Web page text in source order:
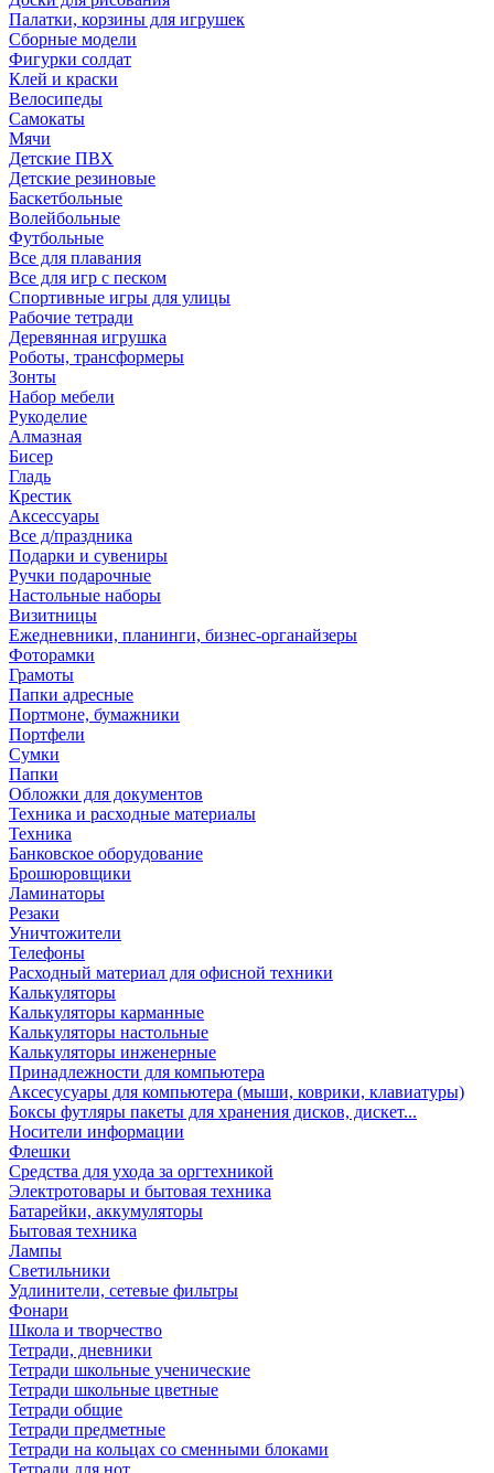
Палатки, корзины для игрушек
Сборные модели
Фигурки солдат
Клей и краски
Велосипеды
Самокаты
Мячи
Детские ПВХ
Детские резиновые
Баскетбольные
Волейбольные
Футбольные
Все для плавания
Все для игр с песком
Спортивные игры для улицы
Рабочие тетради
Деревянная игрушка
Роботы, трансформеры
Зонты
Набор мебели
Рукоделие
Алмазная
Бисер
Гладь
Крестик
Аксессуары
Все д/праздника
Подарки и сувениры
Ручки подарочные
Настольные наборы
Визитницы
Ежедневники, планинги, бизнес-органайзеры
Фоторамки
Грамоты
Папки адресные
Портмоне, бумажники
Портфели
Сумки
Папки
Обложки для документов
Техника и расходные материалы
Техника
Банковское оборудование
Брошюровщики
Ламинаторы
Резаки
Уничтожители
Телефоны
Расходный материал для офисной техники
Калькуляторы
Калькуляторы карманные
Калькуляторы настольные
Калькуляторы инженерные
Принадлежности для компьютера
Аксесусуары для компьютера (мыши, коврики, клавиатуры)
Боксы футляры пакеты для хранения дисков, дискет...
Носители информации
Флешки
Средства для ухода за оргтехникой
Электротовары и бытовая техника
Батарейки, аккумуляторы
Бытовая техника
Лампы
Светильники
Удлинители, сетевые фильтры
Фонари
Школа и творчество
Тетради, дневники
Тетради школьные ученические
Тетради школьные цветные
Тетради общие
Тетради предметные
Тетради на кольцах со сменными блоками
Тетради для нот